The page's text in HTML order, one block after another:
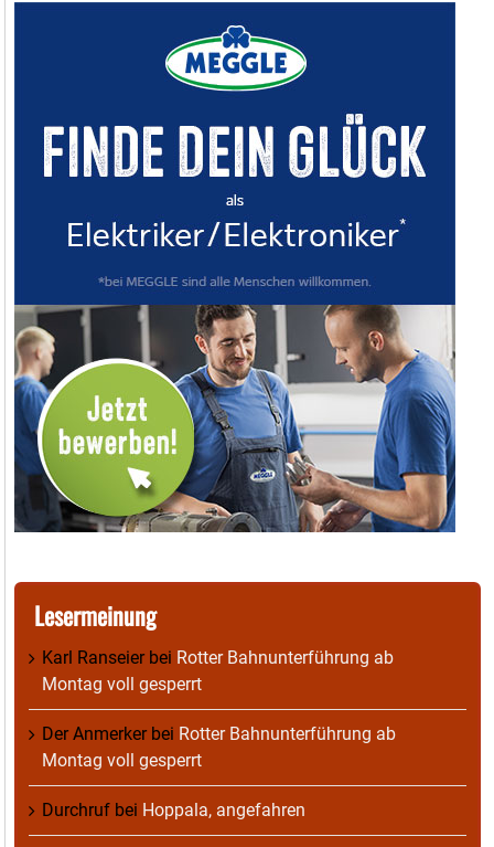
Lesermeinung
Karl Ranseierbei Rotter Bahnunterführung ab
Montag voll gesperrt
Der Anmerkerbei Rotter Bahnunterführung ab
Montag voll gesperrt
Durchruf bei Hoppala, angefahren